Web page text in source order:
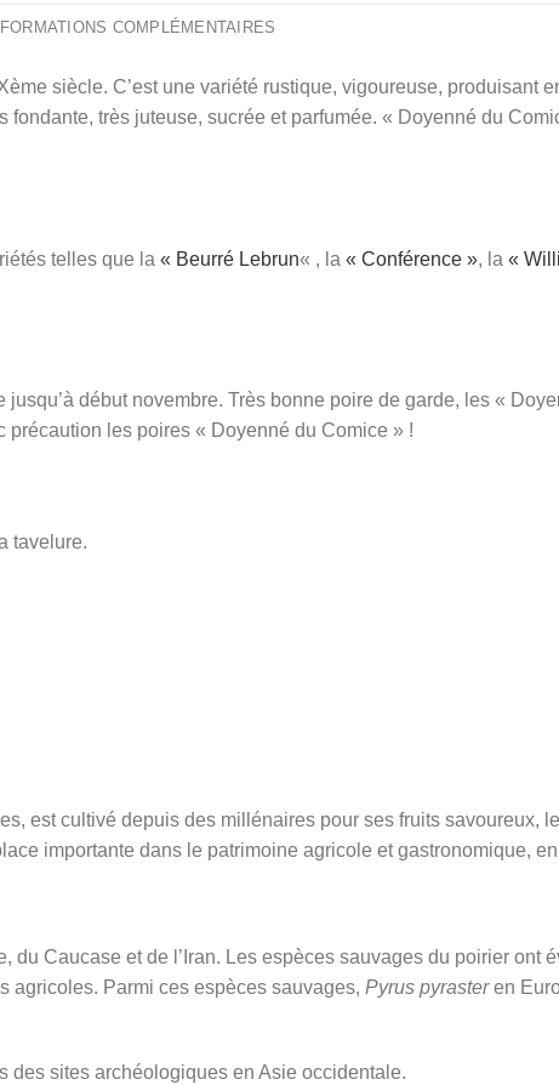
COMPLÉMENTAIRES
siècle. C’est une variété rustique, vigoureuse, produisant
très juteuse, sucrée et parfumée. « Doyenné du
telles que la « Beurré Lebrun« , la « Conférence », la «
début novembre. Très bonne poire de garde, les «
précaution les poires « Doyenné du Comice » !
tavelure.
est cultivé depuis des millénaires pour ses fruits savoureux,
importante dans le patrimoine agricole et gastronomique,
Caucase et de l’Iran. Les espèces sauvages du poirier ont
agricoles. Parmi ces espèces sauvages, Pyrus pyrasteren
des sites archéologiques en Asie occidentale.